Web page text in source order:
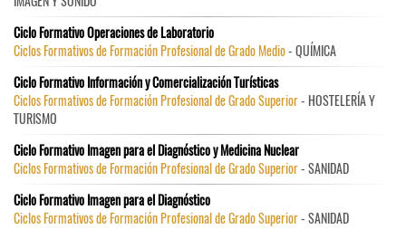
Ciclo Formativo Operaciones de Laboratorio
Ciclos Formativos de Formación Profesional de Grado Medio- QUÍMICA
Ciclo Formativo Información y Comercialización Turísticas
Ciclos Formativos de Formación Profesional de Grado Superior- HOSTELERÍA Y
TURISMO
Ciclo Formativo Imagen para el Diagnóstico y Medicina Nuclear
Ciclos Formativos de Formación Profesional de Grado Superior- SANIDAD
Ciclo Formativo Imagen para el Diagnóstico
Ciclos Formativos de Formación Profesional de Grado Superior- SANIDAD